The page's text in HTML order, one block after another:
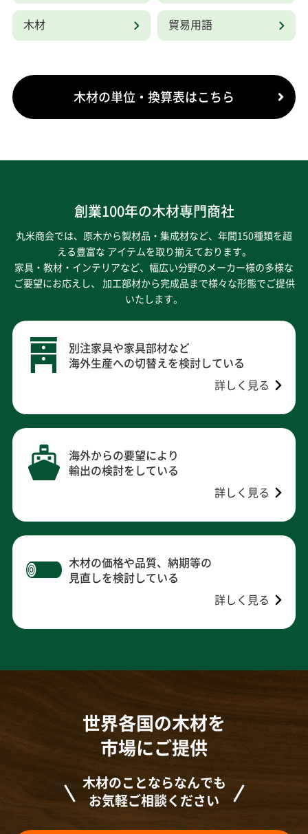
木材 貿易用語
木材の単位・換算表はこちら
創業100年の木材専門商社
丸米商会では、原木から製材品・集成材など、年間150種類を超
える豊富な アイテムを取り揃えております。
家具・教材・インテリアなど、幅広い分野のメーカー様の多様な
ご要望にお応えし、
加工部材から完成品まで様々な形態でご提供
いたします。
別注家具や家具部材など
海外生産への切替えを検討している
詳しく見る
海外からの要望により
輸出の検討をしている
詳しく見る
木材の価格や品質、納期等の
見直しを検討している
詳しく見る
世界各国の木材を
市場にご提供
木材のことならなんでも
お気軽ご相談ください